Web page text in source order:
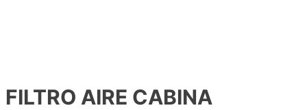
FILTRO AIRE CABINA